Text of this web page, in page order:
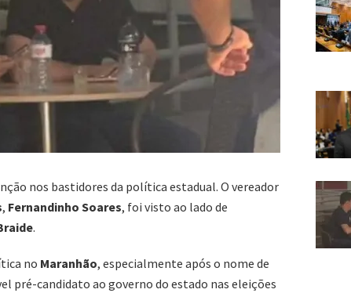
nos bastidores da política estadual. O vereador
, Fernandinho Soares, foi visto ao lado de
.
no Maranhão, especialmente após o nome de
pré-candidato ao governo do estado nas eleições